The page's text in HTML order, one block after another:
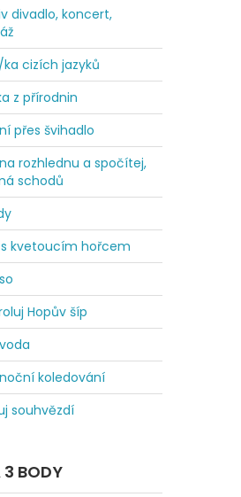
divadlo, koncert,
cizích jazyků
z přírodnin
přes švihadlo
rozhlednu a spočítej,
schodů
kvetoucím hořcem
Hopův šíp
koledování
souhvězdí
3 BODY